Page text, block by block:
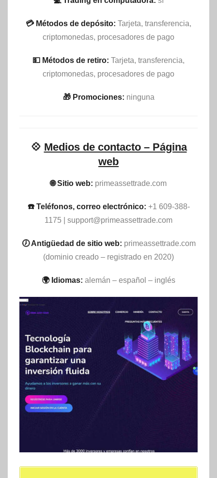
💳 Métodos de depósito: Tarjeta, transferencia,
criptomonedas, procesadores de pago
💵​ Métodos de retiro: Tarjeta, transferencia,
criptomonedas, procesadores de pago
🎁 Promociones: ninguna
💠 Medios de contacto – Página
web
🌐 Sitio web: primeassettrade.com
☎️ Teléfonos, correo electrónico: +1 609-388-
1175 | support@primeassettrade.com
🕖 Antigüedad de sitio web: primeassettrade.com
(dominio creado – registrado en 2020)
🌍 Idiomas: alemán – español – inglés